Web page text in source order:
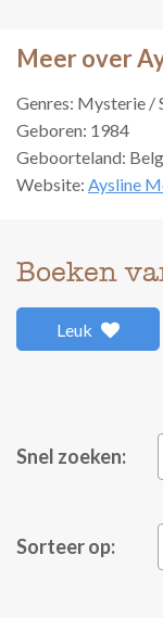
Meer over
Genres: Mysterie /
Geboren: 1984
Geboorteland:
Website: Aysline
Boeken
Leuk
Snel zoeken:
Sorteer op: